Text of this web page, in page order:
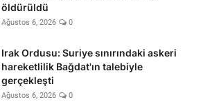
öldürüldü
Ağustos 6, 2026 0
Irak Ordusu: Suriye sınırındaki askeri
hareketlilik Bağdat'ın talebiyle
gerçekleşti
Ağustos 6, 2026 0